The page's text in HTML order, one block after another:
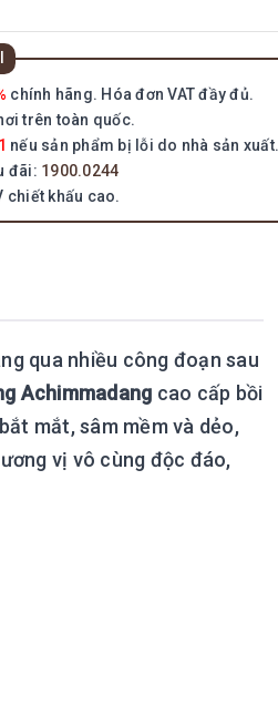
chính hãng. Hóa đơn VAT đầy đủ.
trên toàn quốc.
nếu sản phẩm bị lỗi do nhà sản xuất.
đãi: 1900.0244
chiết khấu cao.
qua nhiều công đoạn sau
Achimmadang cao cấp bồi
mắt, sâm mềm và dẻo,
vị vô cùng độc đáo,